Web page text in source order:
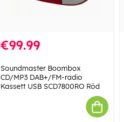
€99.99
Soundmaster Boombox
CD/MP3 DAB+/FM-radio
Kassett USB SCD7800RO Röd